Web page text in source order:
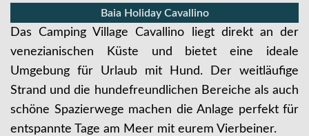
Baia Holiday Cavallino
Das Camping Village Cavallino liegt direkt an der
venezianischen Küste und bietet eine ideale
Umgebung für Urlaub mit Hund. Der weitläufige
Strand und die hundefreundlichen Bereiche als auch
schöne Spazierwege machen die Anlage perfekt für
entspannte Tage am Meer mit eurem Vierbeiner.